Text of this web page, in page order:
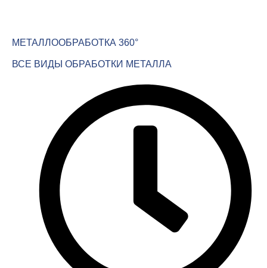
МЕТАЛЛООБРАБОТКА 360°
ВСЕ ВИДЫ ОБРАБОТКИ МЕТАЛЛА